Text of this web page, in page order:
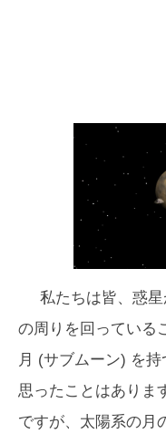
私たちは皆、惑
の周りを回っている
月 (サブムーン) を
思ったことはありま
ですが、太陽系の月